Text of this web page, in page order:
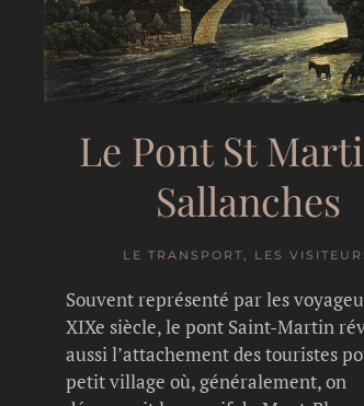
Le Pont St
Sallanches
LE TRANSPORT, LES
Souvent représenté par les
XIXe siècle, le pont Saint-Martin
aussi l’attachement des touristes
petit village où, généralement, on